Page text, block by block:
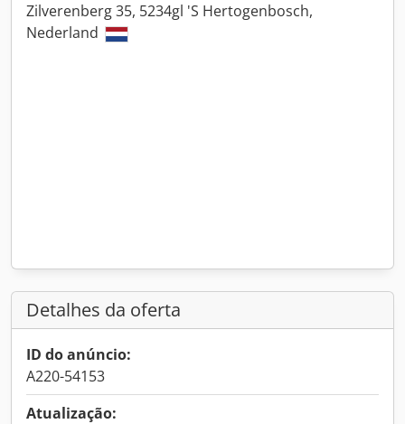
Zilverenberg 35, 5234gl 'S Hertogenbosch,
Nederland
Detalhes da oferta
ID do anúncio:
A220-54153
Atualização: